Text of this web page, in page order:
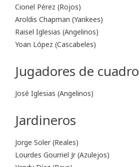
Cionel Pérez (Rojos)
Aroldis Chapman (Yankees)
Raisel Iglesias (Angelinos)
Yoan López (Cascabeles)
Jugadores de cuadro
José Iglesias (Angelinos)
Jardineros
Jorge Soler (Reales)
Lourdes Gourriel Jr (Azulejos)